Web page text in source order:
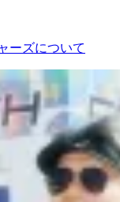
ーズについて